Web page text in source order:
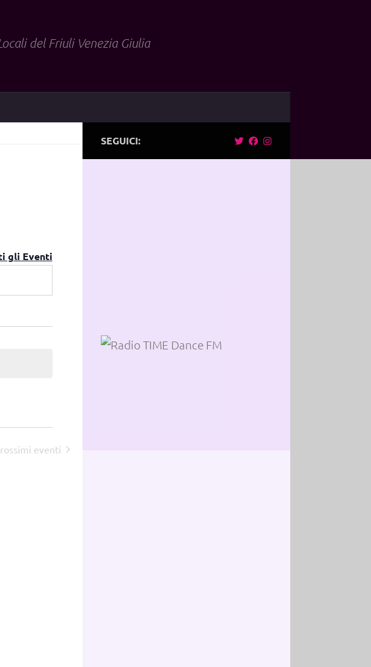
del Friuli Venezia Giulia
gli Eventi
eventi
SEGUICI: